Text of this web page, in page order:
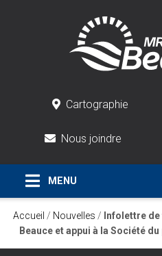
Cartographie
Nous joindre
Accueil / Nouvelles / Infolettre
Beauce et appui à la Société